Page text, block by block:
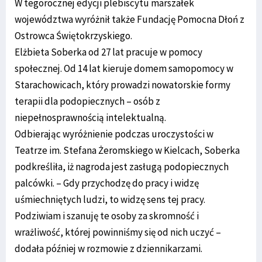
W tegorocznej edycji plebiscytu marszałek
województwa wyróżnił także Fundację Pomocna Dłoń z
Ostrowca Świętokrzyskiego.
Elżbieta Soberka od 27 lat pracuje w pomocy
społecznej. Od 14 lat kieruje domem samopomocy w
Starachowicach, który prowadzi nowatorskie formy
terapii dla podopiecznych – osób z
niepełnosprawnością intelektualną.
Odbierając wyróżnienie podczas uroczystości w
Teatrze im. Stefana Żeromskiego w Kielcach, Soberka
podkreśliła, iż nagroda jest zasługą podopiecznych
palcówki. – Gdy przychodzę do pracy i widzę
uśmiechniętych ludzi, to widzę sens tej pracy.
Podziwiam i szanuję te osoby za skromność i
wrażliwość, której powinniśmy się od nich uczyć –
dodała później w rozmowie z dziennikarzami.